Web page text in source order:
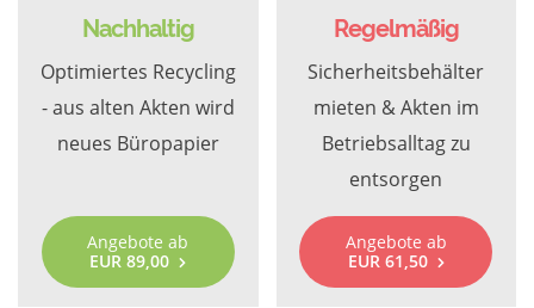
Nachhaltig
Optimiertes Recycling
- aus alten Akten wird
neues Büropapier
Angebote ab
EUR 89,00
Regelmäßig
Sicherheitsbehälter
mieten & Akten im
Betriebsalltag zu
entsorgen
Angebote ab
EUR 61,50